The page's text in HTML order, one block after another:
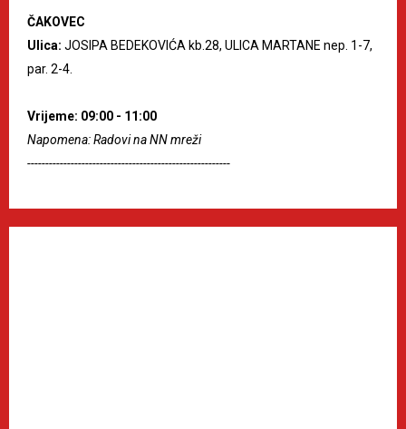
ČAKOVEC
Ulica: JOSIPA BEDEKOVIĆA kb.28, ULICA MARTANE nep. 1-7,
par. 2-4.
Vrijeme: 09:00 - 11:00
Napomena: Radovi na NN mreži
--------------------------------------------------------